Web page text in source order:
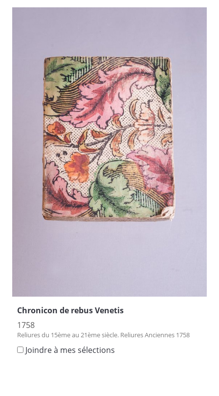
Chronicon de rebus Venetis
1758
Reliures du 15ème au 21ème siècle. Reliures Anciennes 1758
Joindre à mes sélections